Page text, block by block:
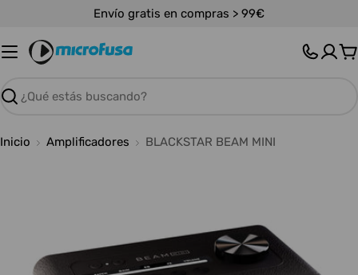
contenido
Envío gratis en compras > 99€
Buscar
Inicio Amplificadores BLACKSTAR BEAM MINI